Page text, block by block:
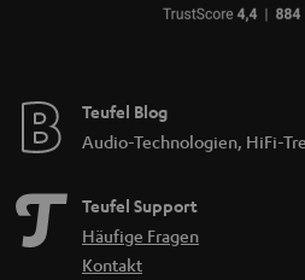
Teufel Blog
Audio-Technologien, HiFi-
Teufel Support
Häufige Fragen
Kontakt